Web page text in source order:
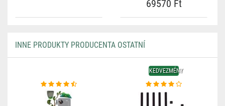
69570 Ft
INNE PRODUKTY PRODUCENTA OSTATNÍ
KEDVEZMÉNY